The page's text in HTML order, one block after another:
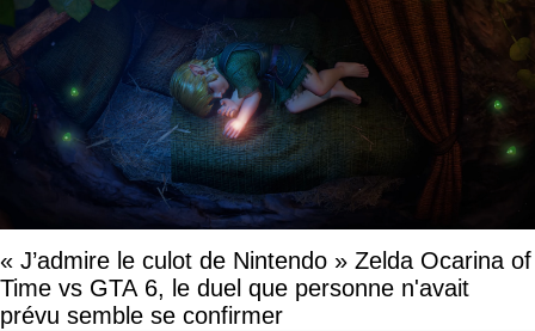
« J’admire le culot de Nintendo » Zelda Ocarina of
Time vs GTA 6, le duel que personne n'avait
prévu semble se confirmer